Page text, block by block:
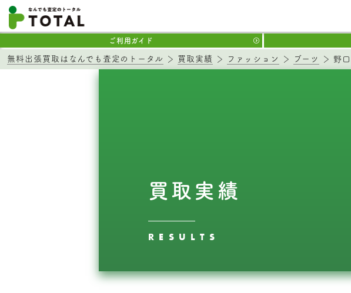
ご利用ガイド
無料出張買取はなんでも査定のトータル 買取実績 ファッション ブーツ 野
買取実績
RESULTS